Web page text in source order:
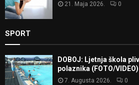
21. Maja 2026. 0
SPORT
DOBOJ: Ljetnja škola
polaznika (FOTO/VIDEO)
7. Augusta 2026. 0